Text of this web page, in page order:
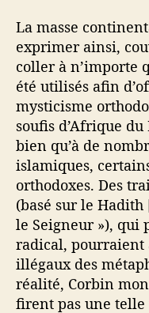
La masse
exprimer ainsi,
coller à n’importe
été utilisés afin
mysticisme
soufis d’Afrique
bien qu’à de
islamiques,
orthodoxes. Des
(basé sur le
le Seigneur »), qui
radical, pourraient
illégaux des
réalité, Corbin
firent pas une